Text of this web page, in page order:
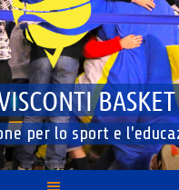
BASKET
per lo sport e